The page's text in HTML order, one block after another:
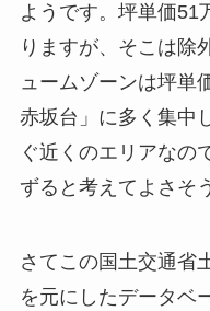
ようです。坪単価51
りますが、そこは除
ュームゾーンは坪単
赤坂台」に多く集中
ぐ近くのエリアなの
ずると考えてよさそ
さてこの国土交通省
を元にしたデータ